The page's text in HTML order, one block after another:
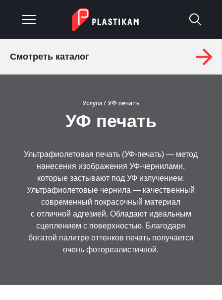
Материалы
Оплата и доставка
Гарантия
Контакты
Смотреть каталог
Услуги / УФ печать
УФ печать
Ультрафиолетовая печать (УФ-печать) — метод
нанесения изображения УФ-чернилами,
которые застывают под УФ излучением.
Ультрафиолетовые чернила — качественный
современный покрасочный материал
с отличной адгезией. Обладают идеальным
сцеплением с поверхностью. Благодаря
богатой палитре оттенков печать получается
очень фотореалистичной.